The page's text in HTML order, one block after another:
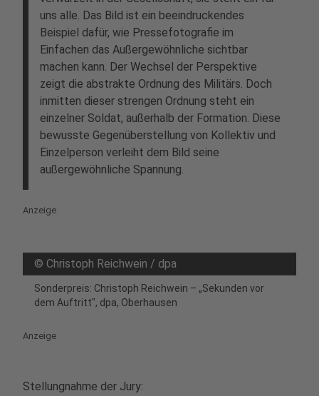
uns alle. Das Bild ist ein beeindruckendes
Beispiel dafür, wie Pressefotografie im
Einfachen das Außergewöhnliche sichtbar
machen kann. Der Wechsel der Perspektive
zeigt die abstrakte Ordnung des Militärs. Doch
inmitten dieser strengen Ordnung steht ein
einzelner Soldat, außerhalb der Formation. Diese
bewusste Gegenüberstellung von Kollektiv und
Einzelperson verleiht dem Bild seine
außergewöhnliche Spannung.
Anzeige
© Christoph Reichwein / dpa
Sonderpreis: Christoph Reichwein – „Sekunden vor
dem Auftritt", dpa, Oberhausen
Anzeige
Stellungnahme der Jury: